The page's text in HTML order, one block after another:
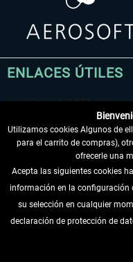
ENLACES ÚTILES
DESISTIR DEL CONTRATO
INFORMACIÓN
Utilizamos cookies Algunos de
para el carrito de compras),
ofrecerle una
Acepta las siguientes cookies
información en la configuración
su selección en cualquier
declaración de protección de